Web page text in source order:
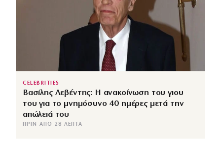
CELEBRITIES
Βασίλης Λεβέντης: Η ανακοίνωση του γιου
του για το μνημόσυνο 40 ημέρες μετά την
απώλειά του
ΠΡΙΝ ΑΠΌ 28 ΛΕΠΤΆ